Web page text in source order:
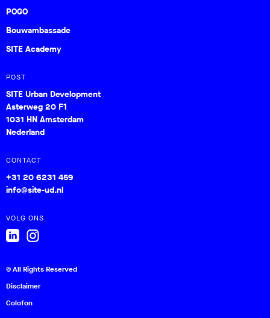
POGO
Bouwambassade
SITE Academy
POST
SITE Urban Development
Asterweg 20 F1
1031 HN Amsterdam
Nederland
CONTACT
+31 20 6231 459
info@site-ud.nl
VOLG ONS
© All Rights Reserved
Disclaimer
Colofon